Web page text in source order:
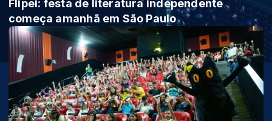
Flipei: festa de literatura independente
começa amanhã em São Paulo